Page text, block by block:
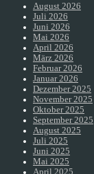
August 2026
Juli 2026
Juni 2026
Mai 2026
April 2026
März 2026
Februar 2026
Januar 2026
Dezember 2025
November 2025
Oktober 2025
September 2025
August 2025
Juli 2025
Juni 2025
Mai 2025
April 2025